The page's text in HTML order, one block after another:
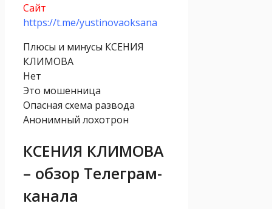
Сайт
https://t.me/yustinovaoksana
Плюсы и минусы КСЕНИЯ
КЛИМОВА
Нет
Это мошенница
Опасная схема развода
Анонимный лохотрон
КСЕНИЯ КЛИМОВА
– обзор Телеграм-
канала